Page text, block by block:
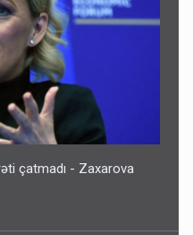
başını bu şou ilə qatır
çatmadı - Zaxarova